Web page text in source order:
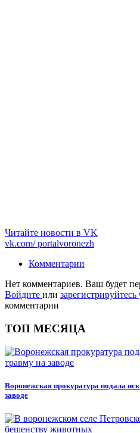
Читайте новости в VK
vk.com/portalvoronezh
Комментарии
Нет комментариев. Ваш будет
Войдите или зарегистрируйтесь
комментарии
ТОП МЕСЯЦА
Воронежская прокуратура подала
заводе